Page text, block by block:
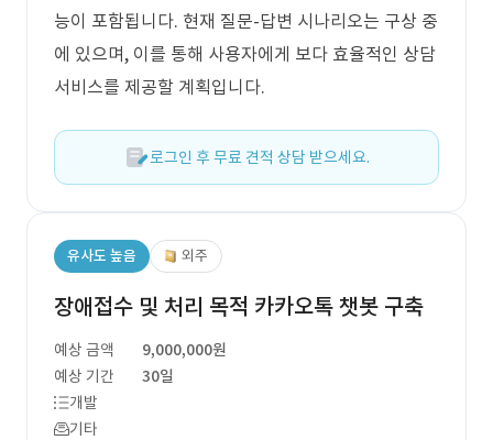
능이 포함됩니다. 현재 질문-답변 시나리오는 구상 중
에 있으며, 이를 통해 사용자에게 보다 효율적인 상담
서비스를 제공할 계획입니다.
로그인 후 무료 견적 상담 받으세요.
유사도 높음 외주
장애접수 및 처리 목적 카카오톡 챗봇 구축
예상 금액
9,000,000원
예상 기간
30일
개발
기타